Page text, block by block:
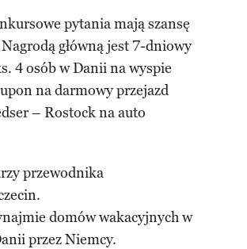
pytania mają szansę
główną jest 7-dniowy
4 osób w Danii na wyspie
na darmowy przejazd
– Rostock na auto
przewodnika
domów wakacyjnych w
przez Niemcy.